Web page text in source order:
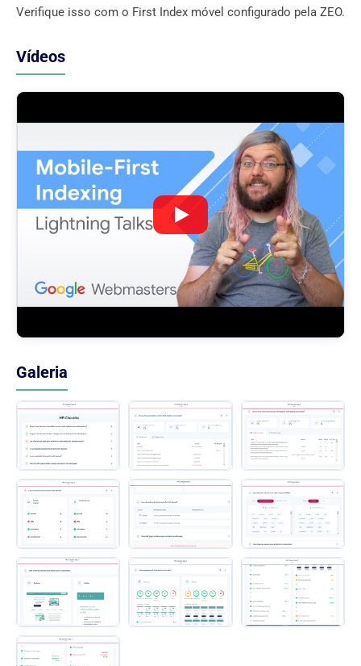
Verifique isso com o First Index móvel configurado pela ZEO.
Vídeos
Galeria